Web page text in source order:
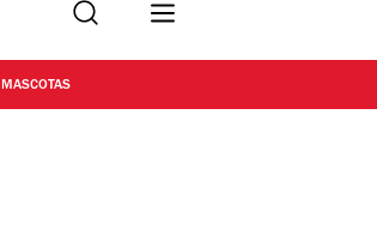
Buscar
MASCOTAS